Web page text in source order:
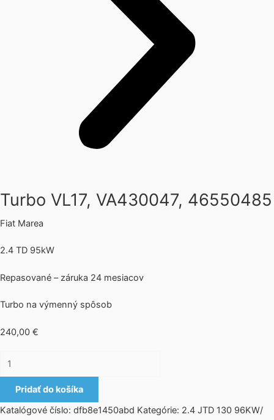
Turbo VL17, VA430047, 46550485
Fiat Marea
2.4 TD 95kW
Repasované – záruka 24 mesiacov
Turbo na výmenný spôsob
240,00 €
Pridať do košíka
Katalógové číslo: dfb8e1450abd Kategórie: 2.4 JTD 130 96KW/